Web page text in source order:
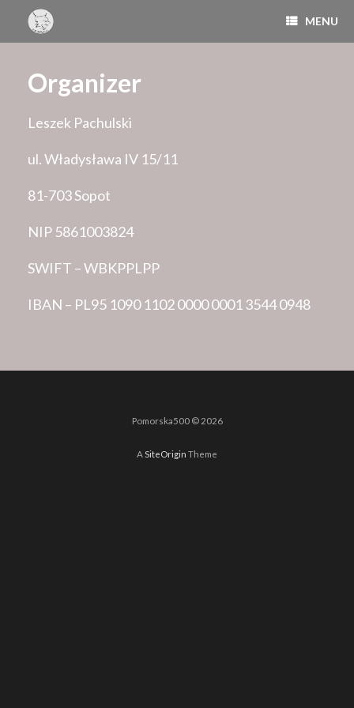
MENU
Organizer
Leszek Pachulski
ul. Władysława IV 15/11
81-703 Sopot
NIP 5861003824
SWIFT – WBKPPLPP
IBAN – PL95 1090 1102 0000 0001 3544 0948
Pomorska500 © 2026
A SiteOrigin Theme